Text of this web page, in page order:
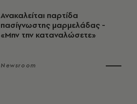
Ανακαλείται παρτίδα
πασίγνωστης μαρμελάδας -
«Μην την καταναλώσετε»
Newsroom